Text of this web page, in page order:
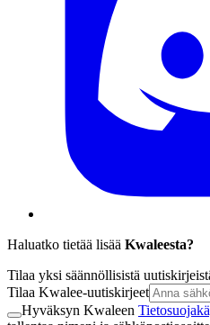
Haluatko tietää lisää Kwaleesta?
Tilaa yksi säännöllisistä
Tilaa Kwalee-uutiskirjeet
Hyväksyn Kwaleen